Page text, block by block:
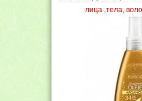
лица ,тела,